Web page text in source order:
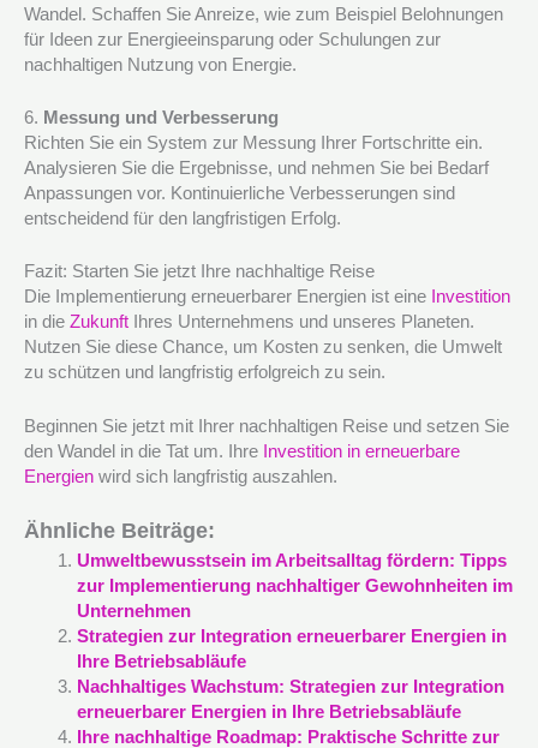
Wandel. Schaffen Sie Anreize, wie zum Beispiel Belohnungen
für Ideen zur Energieeinsparung oder Schulungen zur
nachhaltigen Nutzung von Energie.
6. Messung und Verbesserung
Richten Sie ein System zur Messung Ihrer Fortschritte ein.
Analysieren Sie die Ergebnisse, und nehmen Sie bei Bedarf
Anpassungen vor. Kontinuierliche Verbesserungen sind
entscheidend für den langfristigen Erfolg.
Fazit: Starten Sie jetzt Ihre nachhaltige Reise
Die Implementierung erneuerbarer Energien ist eine Investition
in die Zukunft Ihres Unternehmens und unseres Planeten.
Nutzen Sie diese Chance, um Kosten zu senken, die Umwelt
zu schützen und langfristig erfolgreich zu sein.
Beginnen Sie jetzt mit Ihrer nachhaltigen Reise und setzen Sie
den Wandel in die Tat um. Ihre Investition in erneuerbare
Energien wird sich langfristig auszahlen.
Ähnliche Beiträge:
Umweltbewusstsein im Arbeitsalltag fördern: Tipps
zur Implementierung nachhaltiger Gewohnheiten im
Unternehmen
Strategien zur Integration erneuerbarer Energien in
Ihre Betriebsabläufe
Nachhaltiges Wachstum: Strategien zur Integration
erneuerbarer Energien in Ihre Betriebsabläufe
Ihre nachhaltige Roadmap: Praktische Schritte zur